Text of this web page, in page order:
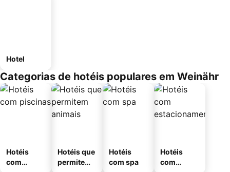
Hotel
Categorias de hotéis populares em Weinähr
Hotéis
com
Hotéis que
permitem
Hotéis
com spa
Hotéis
com